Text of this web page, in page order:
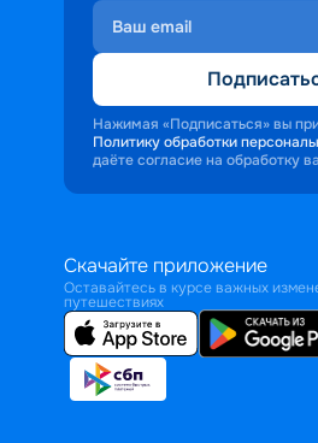
Нажимая «Подписаться» вы
Политику обработки
даёте согласие на обработку
Скачайте приложение
Оставайтесь в курсе важных
путешествиях